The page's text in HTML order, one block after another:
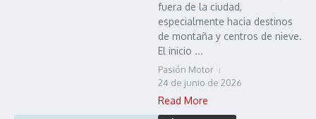
fuera de la ciudad,
especialmente hacia destinos
de montaña y centros de nieve.
El inicio ...
Pasión Motor
24 de junio de 2026
Read More